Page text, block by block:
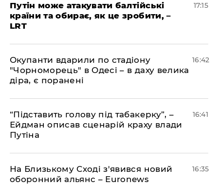
​Путін може атакувати балтійські
країни та обирає, як це зробити, –
LRT
17:15
​Окупанти вдарили по стадіону
"Чорноморець" в Одесі – в даху велика
діра, є поранені
16:42
​“Підставить голову під табакерку”, –
Ейдман описав сценарій краху влади
Путіна
16:41
На Близькому Сході з'явився новий
оборонний альянс – Euronews
16:35